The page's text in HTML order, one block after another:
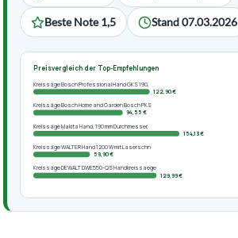
Beste Note 1,5 Stand 07.03.2026
Preisvergleich der Top-Empfehlungen
Kreissäge Bosch Professional Hand GKS 190,
122,90 €
Kreissäge Bosch Home and Garden Bosch PKS
94,55 €
Kreissäge Makita Hand, 190 mm Durchmesser,
154,13 €
Kreissäge WALTER Hand 1200 W mit Laserschn
59,90 €
Kreissäge DEWALT DWE550-QS Handkreissaege
129,99 €